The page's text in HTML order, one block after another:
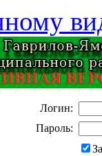
Логин:
Пароль: